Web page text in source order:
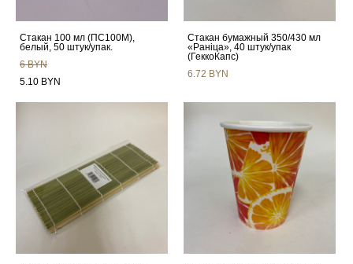
Стакан 100 мл (ПС100М),
белый, 50 штук/упак.
6 BYN
5.10 BYN
Стакан бумажный 350/430 мл
«Ранiца», 40 штук/упак
(ГеккоКапс)
6.72 BYN